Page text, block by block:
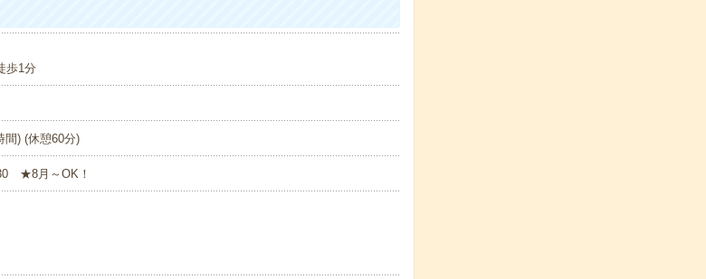
歩1分
間) (休憩60分)
★8月～OK！